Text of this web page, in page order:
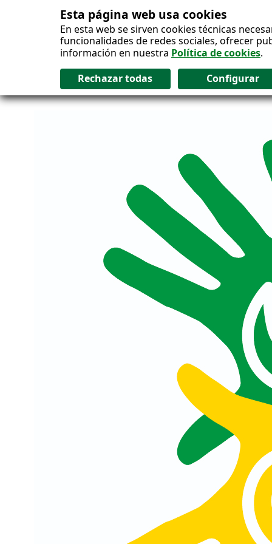
Esta página web usa cookies
En esta web se sirven cookies técnicas
funcionalidades de redes sociales, ofrecer
información en nuestra Política de cookies.
Salto al contenido